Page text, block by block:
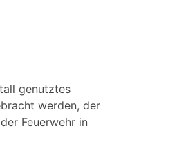
genutztes
werden, der
Feuerwehr in